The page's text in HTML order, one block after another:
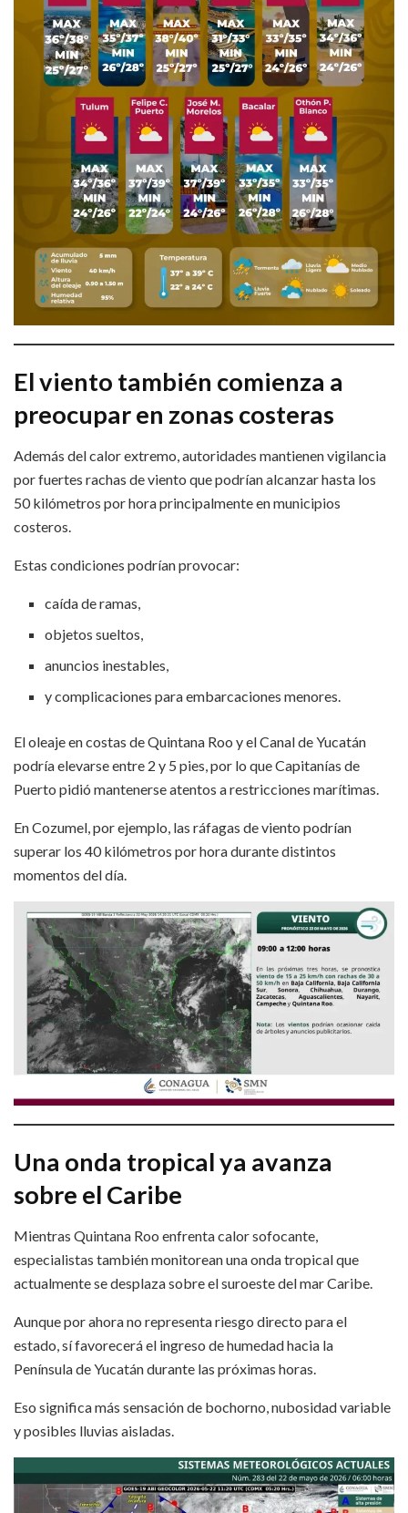
El viento también comienza a
preocupar en zonas costeras
Además del calor extremo, autoridades mantienen vigilancia
por fuertes rachas de viento que podrían alcanzar hasta los
50 kilómetros por hora principalmente en municipios
costeros.
Estas condiciones podrían provocar:
caída de ramas,
objetos sueltos,
anuncios inestables,
y complicaciones para embarcaciones menores.
El oleaje en costas de Quintana Roo y el Canal de Yucatán
podría elevarse entre 2 y 5 pies, por lo que Capitanías de
Puerto pidió mantenerse atentos a restricciones marítimas.
En Cozumel, por ejemplo, las ráfagas de viento podrían
superar los 40 kilómetros por hora durante distintos
momentos del día.
Una onda tropical ya avanza
sobre el Caribe
Mientras Quintana Roo enfrenta calor sofocante,
especialistas también monitorean una onda tropical que
actualmente se desplaza sobre el suroeste del mar Caribe.
Aunque por ahora no representa riesgo directo para el
estado, sí favorecerá el ingreso de humedad hacia la
Península de Yucatán durante las próximas horas.
Eso significa más sensación de bochorno, nubosidad variable
y posibles lluvias aisladas.